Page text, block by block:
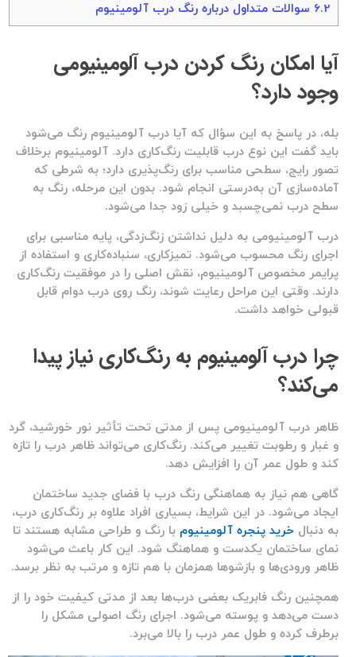
6.2 سوالات متداول درباره رنگ درب آلومینیوم
آیا امکان رنگ کردن درب آلومینیومی
وجود دارد؟
بله، در پاسخ به این سؤال کهآیا درب آلومینیوم رنگ می‌شود
باید گفت این نوع درب قابلیت رنگ‌کاری دارد. آلومینیوم برخلاف
تصور رایج، سطحی مناسب برای رنگ‌پذیری دارد؛ به شرطی که
آماده‌سازی آن به‌درستی انجام شود. بدون این مرحله، رنگ به
سطح درب نمی‌چسبد و خیلی زود جدا می‌شود.
درب آلومینیومی به دلیل نداشتن زنگ‌زدگی، پایه مناسبی برای
اجرای رنگ محسوب می‌شود. تمیزکاری، سنباده‌کاری و استفاده از
پرایمر مخصوص آلومینیوم، نقش اصلی را در موفقیت رنگ‌کاری
دارند. وقتی این مراحل رعایت شوند، رنگ روی درب دوام قابل
قبولی خواهد داشت.
چرا درب آلومینیوم به رنگ‌کاری نیاز پیدا
می‌کند؟
ظاهر درب آلومینیومی پس از مدتی تحت تأثیر نور خورشید، گرد
و غبار و رطوبت تغییر می‌کند. رنگ‌کاری می‌تواند ظاهر درب را تازه
کند و طول عمر آن را افزایش دهد.
گاهی هم نیاز به هماهنگی رنگ درب با فضای جدید ساختمان
ایجاد می‌شود. در این شرایط، بسیاری افراد علاوه بر رنگ‌کاری درب،
به دنبالخرید پنجره آلومینیوم با رنگ و طراحی مشابه هستند تا
نمای ساختمان یکدست و هماهنگ شود. این کار باعث می‌شود
ظاهر ورودی‌ها و بازشوها همزمان با هم تازه و مرتب به نظر برسد.
همچنین رنگ فابریک بعضی درب‌ها بعد از مدتی کیفیت خود را از
دست می‌دهد و پوسته می‌شود. اجرای رنگ اصولی مشکل را
برطرف کرده و طول عمر درب را بالا می‌برد.